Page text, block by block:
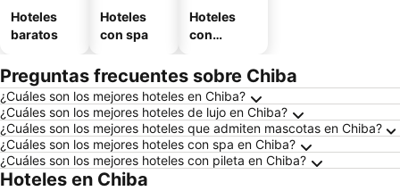
Hoteles
baratos
Hoteles
con spa
Hoteles
con
miento
Preguntas frecuentes sobre Chiba
¿Cuáles son los mejores hoteles en Chiba?
¿Cuáles son los mejores hoteles de lujo en Chiba?
¿Cuáles son los mejores hoteles que admiten mascotas en Chiba?
¿Cuáles son los mejores hoteles con spa en Chiba?
¿Cuáles son los mejores hoteles con pileta en Chiba?
Hoteles en Chiba